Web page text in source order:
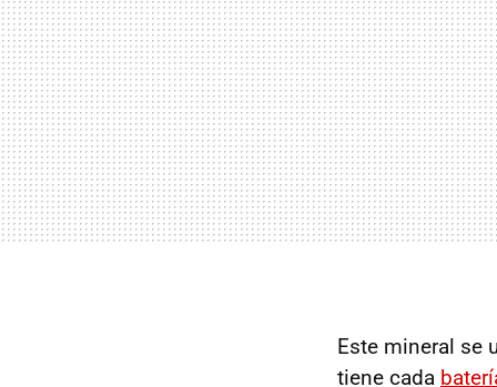
Este mineral se
tiene cada